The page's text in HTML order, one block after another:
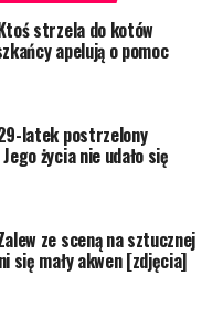
strzela do kotów
apelują o pomoc
latek postrzelony
życia nie udało się
ze sceną na sztucznej
się mały akwen [zdjęcia]